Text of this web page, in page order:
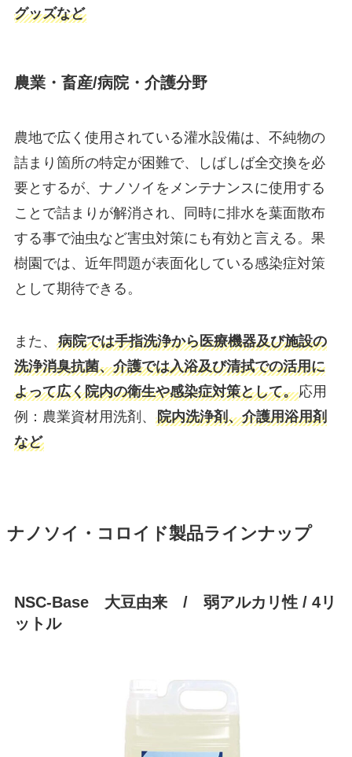
グッズなど
農業・畜産/病院・介護分野
農地で広く使用されている灌水設備は、不純物の
詰まり箇所の特定が困難で、しばしば全交換を必
要とするが、ナノソイをメンテナンスに使用する
ことで詰まりが解消され、同時に排水を葉面散布
する事で油虫など害虫対策にも有効と言える。果
樹園では、近年問題が表面化している感染症対策
として期待できる。
また、 病院では手指洗浄から医療機器及び施設の
洗浄消臭抗菌、介護では入浴及び清拭での活用に
よって広く院内の衛生や感染症対策として。応用
例：農業資材用洗剤、 院内洗浄剤、介護用浴用剤
など
ナノソイ・コロイド製品ラインナップ
NSC-Base 大豆由来 / 弱アルカリ性 / 4リ
ットル